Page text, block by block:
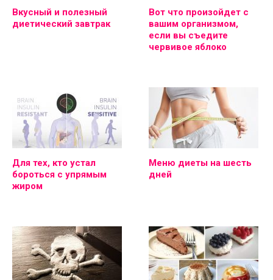
Вкусный и полезный
диетический завтрак
Вот что произойдет с
вашим организмом,
если вы съедите
червивое яблоко
Для тех, кто устал
бороться с упрямым
жиром
Меню диеты на шесть
дней